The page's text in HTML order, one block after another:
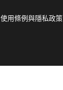
使用條例與隱私政策